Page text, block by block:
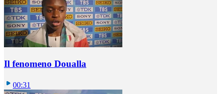
Il fenomeno Doualla
00:31